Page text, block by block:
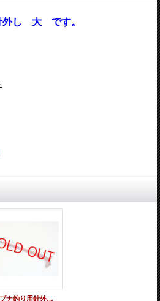
外し 大 です。
ヘラブナ釣り用針外し（布袋竹）